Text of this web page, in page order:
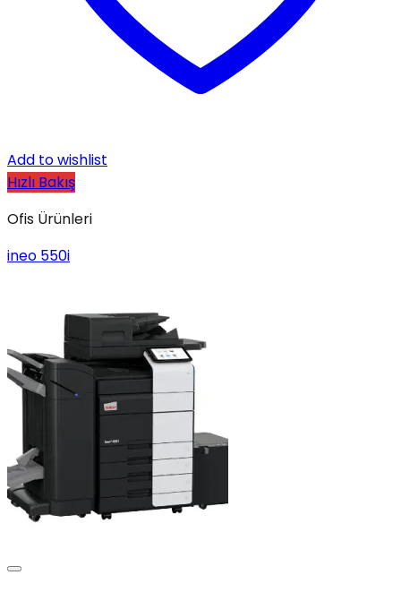
Add to wishlist
Hızlı Bakış
Ofis Ürünleri
ineo 550i